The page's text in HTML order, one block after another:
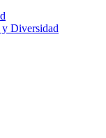
Diversidad